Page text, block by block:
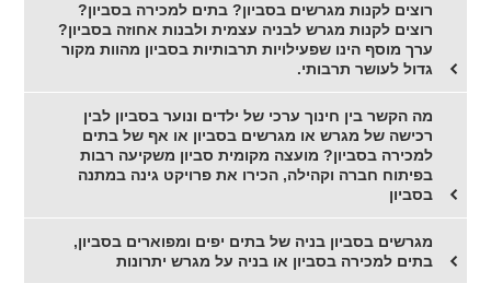
רוצים לקנות מגרשים בסביון? בתים למכירה בסביון?
רוצים לקנות מגרש לבניה עצמית ולבנות אחוזה בסביון?
ערך מוסף הינו שפעילויות תרבותיות בסביון מהוות מקור
גדול לעושר תרבותי.
מה הקשר בין חינוך ערכי של ילדים ונוער בסביון לבין
רכישה של מגרש או מגרשים בסביון או אף של בתים
למכירה בסביון? מועצה מקומית סביון משקיעה רבות
בפיתוח חברה וקהילה, הכירו את פרויקט גינה במתנה
בסביון
מגרשים בסביון בניה של בתים יפים ומפוארים בסביון,
בתים למכירה בסביון או בניה על מגרש יתרונות